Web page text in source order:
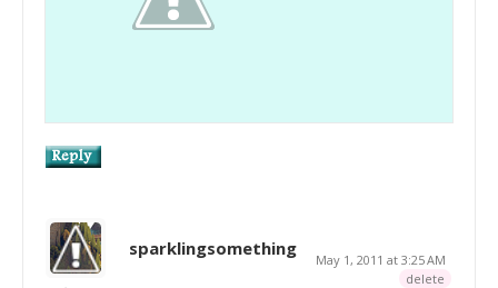
sparklingsomething
May 1, 2011 at 3:25 AM
delete